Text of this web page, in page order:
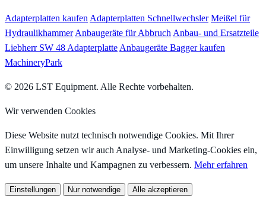
Adapterplatten kaufenAdapterplatten Schnellwechsler Meißel für
HydraulikhammerAnbaugeräte für AbbruchAnbau- und Ersatzteile
Liebherr SW 48 AdapterplatteAnbaugeräte Bagger kaufen
MachineryPark
© 2026 LST Equipment. Alle Rechte vorbehalten.
Wir verwenden Cookies
Diese Website nutzt technisch notwendige Cookies. Mit Ihrer
Einwilligung setzen wir auch Analyse- und Marketing-Cookies ein,
um unsere Inhalte und Kampagnen zu verbessern. Mehr erfahren
Einstellungen Nur notwendige Alle akzeptieren